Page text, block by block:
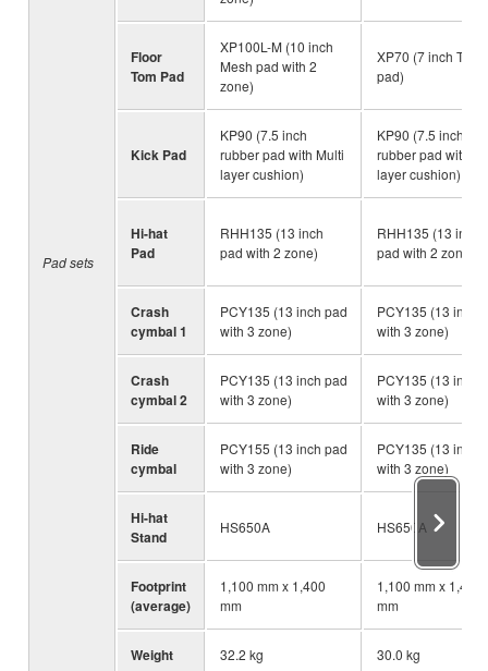
Pad sets
Floor
Tom Pad
XP100L-M (10 inch
Mesh pad with 2
zone)
XP70 (7 inch TCS
pad)
Kick Pad
KP90 (7.5 inch
rubber pad with Multi
layer cushion)
KP90 (7.5 inch
rubber pad with
layer cushion)
Hi-hat
Pad
RHH135 (13 inch
pad with 2 zone)
RHH135 (13 inch
pad with 2 zone)
Crash
cymbal 1
PCY135 (13 inch pad
with 3 zone)
PCY135 (13 inch
with 3 zone)
Crash
cymbal 2
PCY135 (13 inch pad
with 3 zone)
PCY135 (13 inch
with 3 zone)
Ride
cymbal
PCY155 (13 inch pad
with 3 zone)
PCY135 (13 inch
with 3 zone)
Hi-hat
Stand
HS650A HS650A
Footprint
(average)
1,100 mm x 1,400
mm
1,100 mm x 1,400
mm
Weight 32.2 kg 30.0 kg